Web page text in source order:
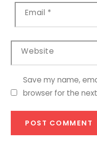
Email *
Website
Save my name,
browser for the